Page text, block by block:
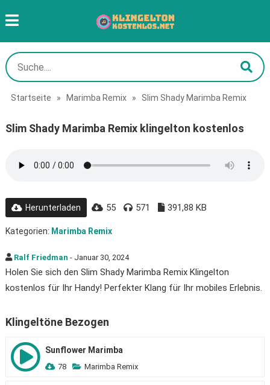
Startseite » Marimba Remix » Slim Shady Marimba Remix
Slim Shady Marimba Remix klingelton kostenlos
Herunterladen 55 571 391,88 KB
Kategorien: Marimba Remix
Ralf Friedman - Januar 30, 2024
Holen Sie sich den Slim Shady Marimba Remix Klingelton
kostenlos für Ihr Handy! Perfekter Klang für Ihr mobiles Erlebnis.
Klingeltöne Bezogen
Sunflower Marimba
78 Marimba Remix